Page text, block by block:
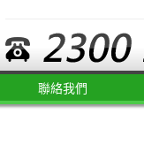
聯絡我們